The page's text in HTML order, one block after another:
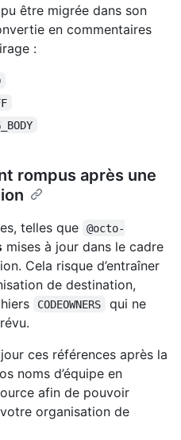
être migrée dans son
en commentaires
:
rompus après une
telles que
@octo-
mises à jour dans le cadre
Cela risque d’entraîner
de destination,
CODEOWNERS
qui ne
ces références après la
noms d’équipe en
afin de pouvoir
organisation de